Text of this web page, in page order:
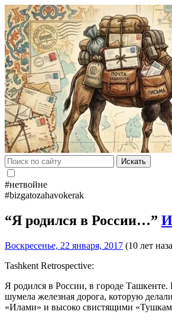
Искать
#нетвойне
#bizgatozahavokerak
“Я родился в России…”
Воскресенье, 22 января, 2017 (10 лет
Tashkent Retrospective:
Я родился в России, в городе
шумела железная дорога, которую
«Илами» и высоко свистящими